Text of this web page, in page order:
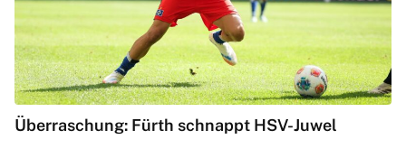
Überraschung: Fürth schnappt HSV-Juwel